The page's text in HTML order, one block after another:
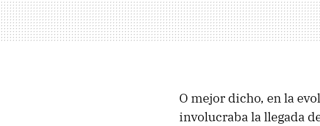
O mejor dicho, en la
involucraba la llegada